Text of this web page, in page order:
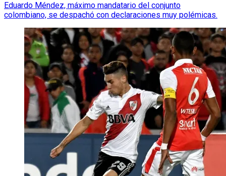
Eduardo Méndez, máximo mandatario del conjunto
colombiano, se despachó con declaraciones muy polémicas.